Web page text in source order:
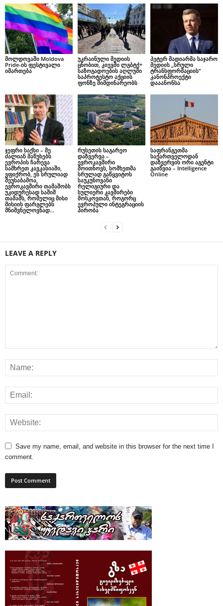
მოლდოვაში Moldova
Pride-ის ფესტივალი
იმართება
უკრაინული მედიის
ცნობით, კიევში ლგბტქ+
საზოგადოების აღლუმი
საპროტესტო აქციის
ფონზე მიმდინარეობს
პეტერ მადიარმა საჯარო
მედიის „სრული
ტრანსფორმაციის”
კანონპროექტი
დააანონსა
ჯეფრი საქსი – მე
ძალიან მაწუხებს
ევროპის ჩარევა
სამხრეთ კავკასიაში,
ვფიქრობ, ეს სრულიად
შეუსაბამოა,
ევროკავშირი თამაშობს
უკიდურესად საშიშ
თამაშს, რომელიც მისი
მისიის ფარგლებს
მნიშვნელოვნად...
რუსეთის საგარეო
დაზვერვა –
ევროკავშირი
მოითხოვს, სომხეთმა
სრულად გაწყვიტოს
საუკუნოვანი
რელიგიური და
სულიერი კავშირები
მოსკოვთან, როგორც
ევროპული ინტეგრაციის
პირობა
საფრანგეთმა
საქართველოდან
დაზვერვის ორი აგენტი
გაიწვია – Intelligence
Online
LEAVE A REPLY
Save my name, email, and website in this browser for the next time I
comment.